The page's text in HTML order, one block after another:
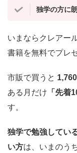
独学の方に
いまならクレアー
書籍を無料でプレ
市販で買うと
ある月だけ 「先着
す。
独学で勉強してい
い方は、いまのう